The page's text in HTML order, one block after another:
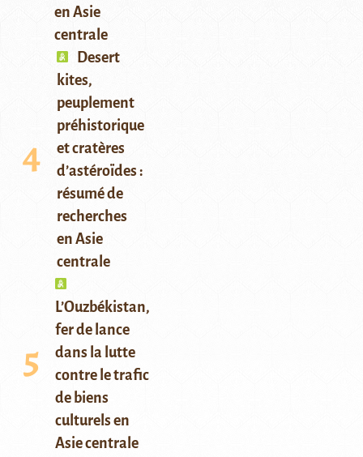
en Asie
centrale
Desert
kites,
peuplement
préhistorique
et cratères
d’astéroïdes :
résumé de
recherches
en Asie
centrale
L’Ouzbékistan,
fer de lance
dans la lutte
contre le trafic
de biens
culturels en
Asie centrale